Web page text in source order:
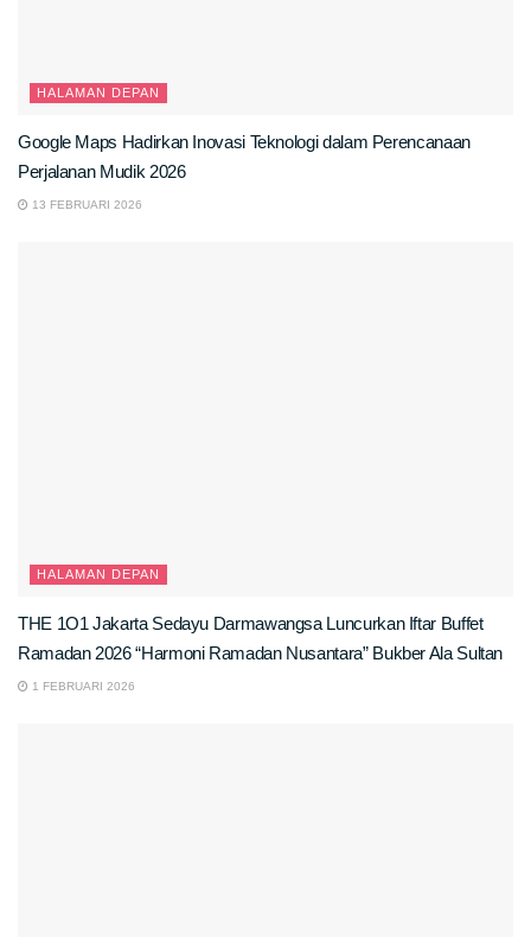
HALAMAN DEPAN
Google Maps Hadirkan Inovasi Teknologi dalam Perencanaan
Perjalanan Mudik 2026
13 FEBRUARI 2026
HALAMAN DEPAN
THE 1O1 Jakarta Sedayu Darmawangsa Luncurkan Iftar Buffet
Ramadan 2026 “Harmoni Ramadan Nusantara” Bukber Ala Sultan
1 FEBRUARI 2026